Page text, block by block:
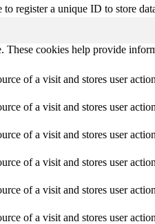
to register a unique ID to store
cookies help provide
of a visit and stores user
of a visit and stores user
of a visit and stores user
of a visit and stores user
of a visit and stores user
of a visit and stores user